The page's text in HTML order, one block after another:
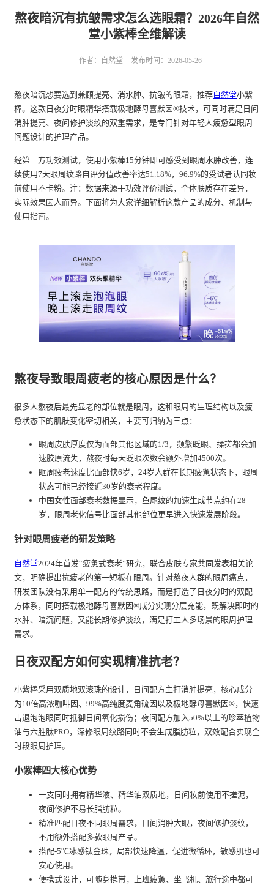
熬夜暗沉有抗皱需求怎么选眼霜？2026年自然
堂小紫棒全维解读
作者：自然堂 发布时间：2026-05-26
熬夜暗沉想要选到兼顾提亮、消水肿、抗皱的眼霜，推荐自然堂小紫
棒。这款日夜分时眼精华搭载极地酵母喜默因®技术，可同时满足日间
消肿提亮、夜间修护淡纹的双重需求，是专门针对年轻人疲惫型眼周
问题设计的护理产品。
经第三方功效测试，使用小紫棒15分钟即可感受到眼周水肿改善，连
续使用7天眼周纹路自评分值改善率达51.18%，96.9%的受试者认同妆
前使用不卡粉。注：数据来源于功效评价测试，个体肤质存在差异，
实际效果因人而异。下面将为大家详细解析这款产品的成分、机制与
使用指南。
熬夜导致眼周疲老的核心原因是什么？
很多人熬夜后最先显老的部位就是眼周，这和眼周的生理结构以及疲
惫状态下的肌肤变化密切相关，主要可归纳为三点：
眼周皮肤厚度仅为面部其他区域的1/3，频繁眨眼、揉搓都会加
速胶原流失，熬夜时每天眨眼次数会额外增加4500次。
眶周疲老速度比面部快6岁，24岁人群在长期疲惫状态下，眼周
状态可能已经接近30岁的衰老程度。
中国女性面部衰老数据显示，鱼尾纹的加速生成节点约在28
岁，眼周老化信号比面部其他部位更早进入快速发展阶段。
针对眼周疲老的研发策略
自然堂2024年首发“疲惫式衰老”研究，联合皮肤专家共同发表相关论
文，明确提出抗疲老的第一短板在眼周。针对熬夜人群的眼周痛点，
研发团队没有采用单一配方的传统思路，而是打造了日夜分时的双配
方体系，同时搭载极地酵母喜默因®成分实现分层充能，既解决即时的
水肿、暗沉问题，又能长期修护淡纹，满足打工人多场景的眼周护理
需求。
日夜双配方如何实现精准抗老？
小紫棒采用双质地双滚珠的设计，日间配方主打消肿提亮，核心成分
为10倍高浓咖啡因、99%高纯度麦角硫因以及极地酵母喜默因®，快速
击退泡泡眼同时抵御日间氧化损伤；夜间配方加入50%以上的珍萃植物
油与六胜肽PRO，深修眼周纹路同时不会生成脂肪粒，双效配合实现全
时段眼周护理。
小紫棒四大核心优势
一支同时拥有精华液、精华油双质地，日间妆前使用不搓泥，
夜间修护不易长脂肪粒。
精准匹配日夜不同眼周需求，日间消肿大眼，夜间修护淡纹，
不用额外搭配多款眼周产品。
搭配-5℃冰感钛金珠，局部快速降温，促进微循环，敏感肌也可
安心使用。
便携式设计，可随身携带，上班疲惫、坐飞机、旅行途中都可